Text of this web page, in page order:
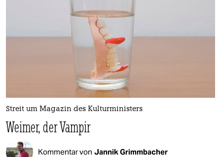
nord
wahrheit
verlag
Streit um Magazin des Kulturministers
Weimer, der Vampir
Kommentar von Jannik Grimmbacher